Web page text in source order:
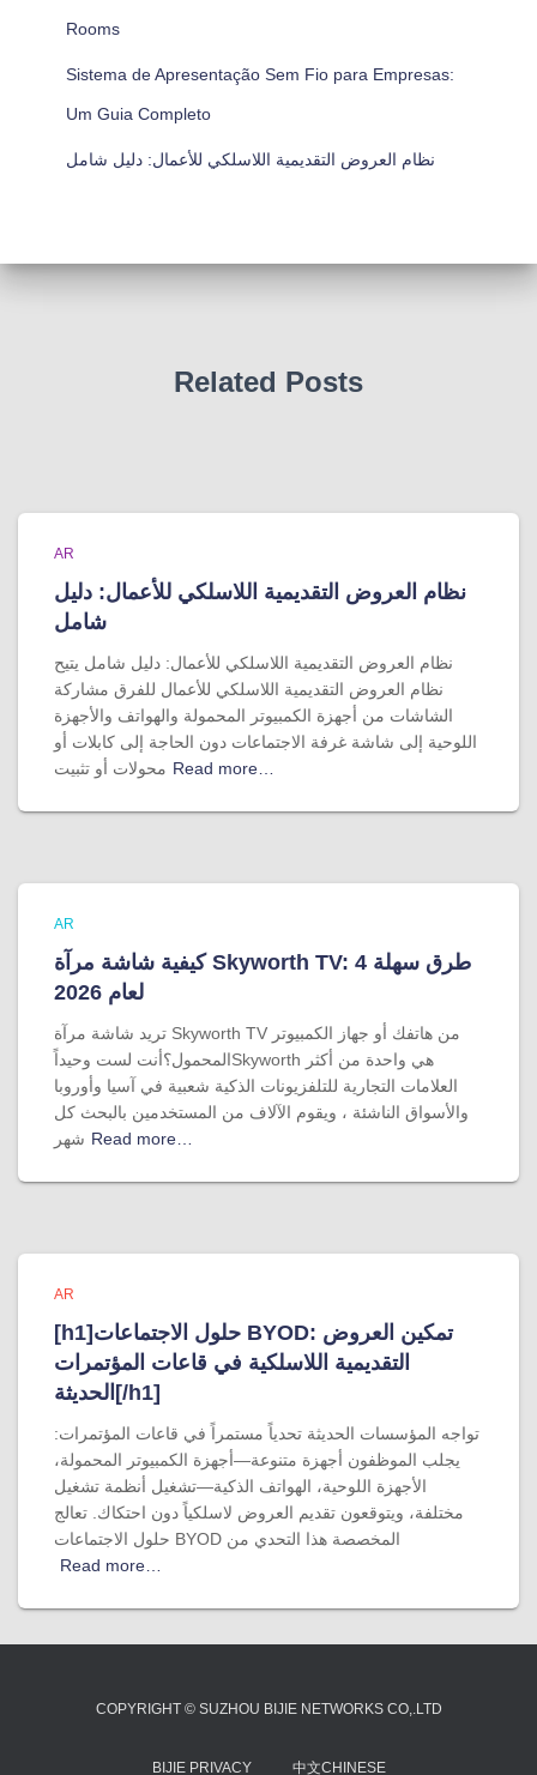
Rooms
Sistema de Apresentação Sem Fio para Empresas:
Um Guia Completo
نظام العروض التقديمية اللاسلكي للأعمال: دليل شامل
Related Posts
AR
نظام العروض التقديمية اللاسلكي للأعمال: دليل
شامل
نظام العروض التقديمية اللاسلكي للأعمال: دليل شامل يتيح
نظام العروض التقديمية اللاسلكي للأعمال للفرق مشاركة
الشاشات من أجهزة الكمبيوتر المحمولة والهواتف والأجهزة
اللوحية إلى شاشة غرفة الاجتماعات دون الحاجة إلى كابلات أو
محولات أو تثبيت Read more…
AR
كيفية شاشة مرآة Skyworth TV: 4 طرق سهلة
لعام 2026
تريد شاشة مرآة Skyworth TV من هاتفك أو جهاز الكمبيوتر
المحمول؟أنت لست وحيداًSkyworth هي واحدة من أكثر
العلامات التجارية للتلفزيونات الذكية شعبية في آسيا وأوروبا
والأسواق الناشئة ، ويقوم الآلاف من المستخدمين بالبحث كل
شهر Read more…
AR
[h1]حلول الاجتماعات BYOD: تمكين العروض
التقديمية اللاسلكية في قاعات المؤتمرات
الحديثة[/h1]
تواجه المؤسسات الحديثة تحدياً مستمراً في قاعات المؤتمرات:
يجلب الموظفون أجهزة متنوعة—أجهزة الكمبيوتر المحمولة،
الأجهزة اللوحية، الهواتف الذكية—تشغيل أنظمة تشغيل
مختلفة، ويتوقعون تقديم العروض لاسلكياً دون احتكاك. تعالج
حلول الاجتماعات BYOD المخصصة هذا التحدي من
Read more…
COPYRIGHT © SUZHOU BIJIE NETWORKS CO,.LTD
BIJIE PRIVACY 中文CHINESE